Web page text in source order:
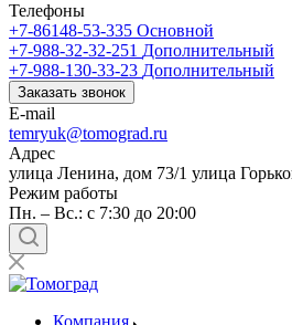
Телефоны
+7-86148-53-335 Основной
+7-988-32-32-251 Дополнительный
+7-988-130-33-23 Дополнительный
Заказать звонок
E-mail
temryuk@tomograd.ru
Адрес
улица Ленина, дом 73/1 улица
Режим работы
Пн. – Вс.: с 7:30 до 20:00
Компания